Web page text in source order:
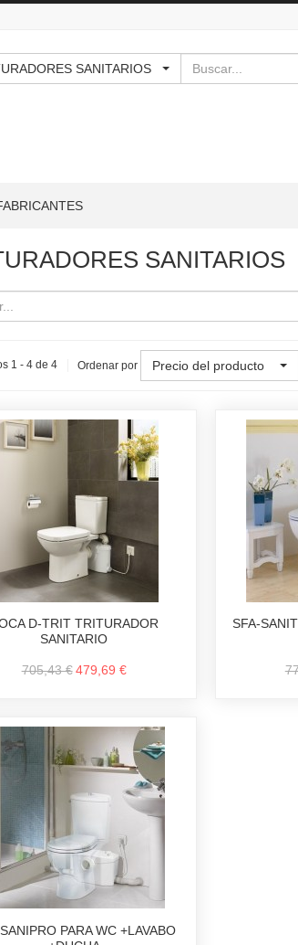
SANITARIOS
SANITARIOS
1 - 4 de 4 Ordenar por Precio del producto
D-TRIT TRITURADOR
SANITARIO
705,43 € 479,69 €
SFA-
PARA WC +LAVABO